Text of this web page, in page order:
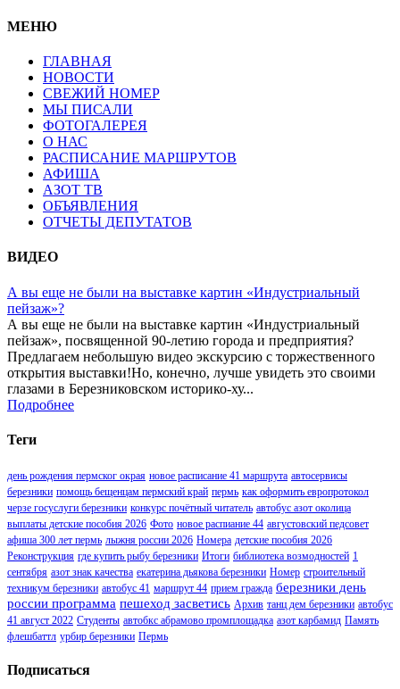
МЕНЮ
ГЛАВНАЯ
НОВОСТИ
СВЕЖИЙ НОМЕР
МЫ ПИСАЛИ
ФОТОГАЛЕРЕЯ
О НАС
РАСПИСАНИЕ МАРШРУТОВ
АФИША
АЗОТ ТВ
ОБЪЯВЛЕНИЯ
ОТЧЕТЫ ДЕПУТАТОВ
ВИДЕО
А вы еще не были на выставке картин «Индустриальный
пейзаж»?
А вы еще не были на выставке картин «Индустриальный
пейзаж», посвященной 90-летию города и предприятия?
Предлагаем небольшую видео экскурсию с торжественного
открытия выставки!Но, конечно, лучше увидеть это своими
глазами в Березниковском историко-ху...
Подробнее
Теги
день рождения пермског окрая новое расписание 41 маршрута автосервисы
березники помощь бещенцам пермский край пермь как оформить европротокол
черзе госуслуги березники конкурс почётный читатель автобус азот околица
выплаты детские пособия 2026 Фото новое распиание 44 августовский педсовет
афиша 300 лет пермь лыжня россии 2026 Номера детские пособия 2026
Реконструкция где купить рыбу березники Итоги библиотека возмодностей 1
сентября азот знак качества екатерина дьякова березники Номер строительный
техникум березники автобус 41 маршрут 44 прием гражда березники день
россии программа пешеход засветись Архив танц дем березники автобус
41 август 2022 Студенты автобкс абрамово промплощадка азот карбамид Память
флешбаттл урбир березники Пермь
Подписаться